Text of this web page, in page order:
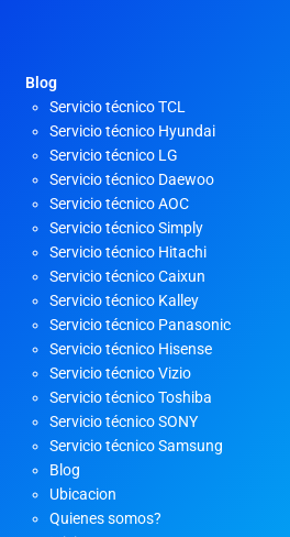
Blog
Servicio técnico TCL
Servicio técnico Hyundai
Servicio técnico LG
Servicio técnico Daewoo
Servicio técnico AOC
Servicio técnico Simply
Servicio técnico Hitachi
Servicio técnico Caixun
Servicio técnico Kalley
Servicio técnico Panasonic
Servicio técnico Hisense
Servicio técnico Vizio
Servicio técnico Toshiba
Servicio técnico SONY
Servicio técnico Samsung
Blog
Ubicacion
Quienes somos?